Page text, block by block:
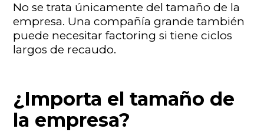
No se trata únicamente del tamaño de la
empresa. Una compañía grande también
puede necesitar factoring si tiene ciclos
largos de recaudo.
¿Importa el tamaño de
la empresa?